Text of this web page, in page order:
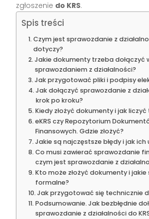
zgłoszenie do KRS.
Spis treści
Czym jest sprawozdanie z
dotyczy?
Jakie dokumenty trzeba dołączyć
sprawozdaniem z działalności?
Jak przygotować pliki i podpisy
Jak dołączyć sprawozdanie z
krok po kroku?
Kiedy złożyć dokumenty i jak liczyć
eKRS czy Repozytorium
Finansowych. Gdzie złożyć?
Jakie są najczęstsze błędy i jak ich
Co musi zawierać sprawozdanie
czym jest sprawozdanie z
Kto może złożyć dokumenty i
formalne?
Jak przygotować się technicznie
Podsumowanie. Jak bezbłędnie
sprawozdanie z działalności do